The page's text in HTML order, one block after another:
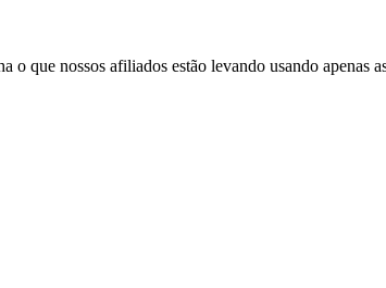
o que nossos afiliados estão levando usando apenas